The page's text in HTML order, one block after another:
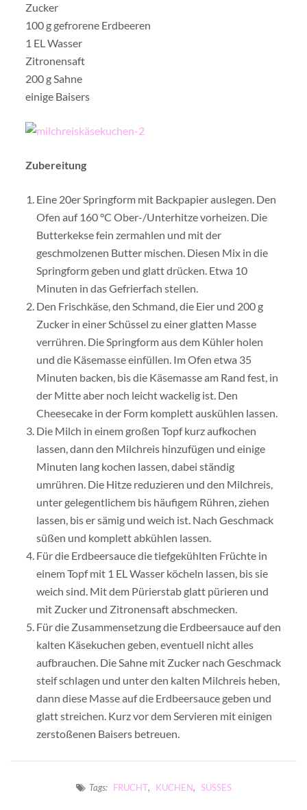
Zucker
100 g gefrorene Erdbeeren
1 EL Wasser
Zitronensaft
200 g Sahne
einige Baisers
Zubereitung
Eine 20er Springform mit Backpapier auslegen. Den
Ofen auf 160 °C Ober-/Unterhitze vorheizen. Die
Butterkekse fein zermahlen und mit der
geschmolzenen Butter mischen. Diesen Mix in die
Springform geben und glatt drücken. Etwa 10
Minuten in das Gefrierfach stellen.
Den Frischkäse, den Schmand, die Eier und 200 g
Zucker in einer Schüssel zu einer glatten Masse
verrühren. Die Springform aus dem Kühler holen
und die Käsemasse einfüllen. Im Ofen etwa 35
Minuten backen, bis die Käsemasse am Rand fest, in
der Mitte aber noch leicht wackelig ist. Den
Cheesecake in der Form komplett auskühlen lassen.
Die Milch in einem großen Topf kurz aufkochen
lassen, dann den Milchreis hinzufügen und einige
Minuten lang kochen lassen, dabei ständig
umrühren. Die Hitze reduzieren und den Milchreis,
unter gelegentlichem bis häufigem Rühren, ziehen
lassen, bis er sämig und weich ist. Nach Geschmack
süßen und komplett abkühlen lassen.
Für die Erdbeersauce die tiefgekühlten Früchte in
einem Topf mit 1 EL Wasser köcheln lassen, bis sie
weich sind. Mit dem Pürierstab glatt pürieren und
mit Zucker und Zitronensaft abschmecken.
Für die Zusammensetzung die Erdbeersauce auf den
kalten Käsekuchen geben, eventuell nicht alles
aufbrauchen. Die Sahne mit Zucker nach Geschmack
steif schlagen und unter den kalten Milchreis heben,
dann diese Masse auf die Erdbeersauce geben und
glatt streichen. Kurz vor dem Servieren mit einigen
zerstoßenen Baisers betreuen.
Tags: FRUCHT, KUCHEN, SÜSSES